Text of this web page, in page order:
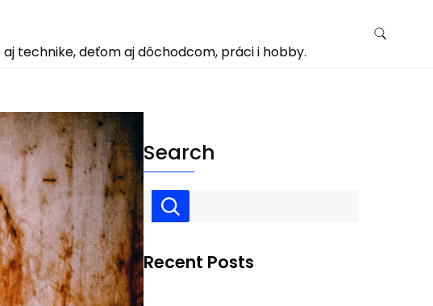
technike, deťom aj dôchodcom, práci i hobby.
Search
Recent Posts